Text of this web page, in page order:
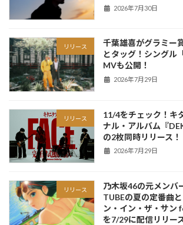
2026年7月30日
リリース
千葉雄喜がグラミー
とタッグ！シングル
MVも公開！
2026年7月29日
リリース
11/4をチェック！キ
ナル・アルバム『
の2枚同時リリース！
2026年7月29日
リリース
乃木坂46の元メンバ
TUBEの夏の定番曲
ン・イン・ザ・サン
を7/29に配信リリー